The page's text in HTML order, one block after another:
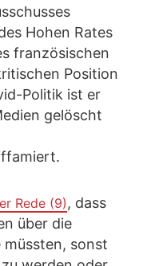
Hohen Rates
französischen
Position
Politik ist er
gelöscht
Rede (9), dass
über die
sonst